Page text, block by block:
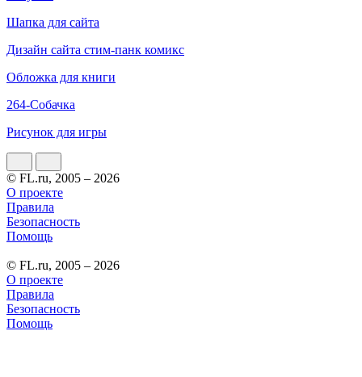
Шапка для сайта
Дизайн сайта стим-панк комикс
Обложка для книги
264-Собачка
Рисунок для игры
© FL.ru, 2005 – 2026
О проекте
Правила
Безопасность
Помощь
© FL.ru, 2005 – 2026
О проекте
Правила
Безопасность
Помощь